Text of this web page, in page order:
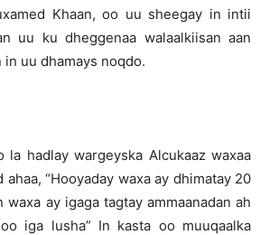
Khaan, oo uu sheegay in intii
uu ku dheggenaa walaalkiisan aan
uu dhamays noqdo.
la hadlay wargeyska Alcukaaz waxaa
ahaa, “Hooyaday waxa ay dhimatay 20
waxa ay igaga tagtay ammaanadan ah
iga lusha” In kasta oo muuqaalka